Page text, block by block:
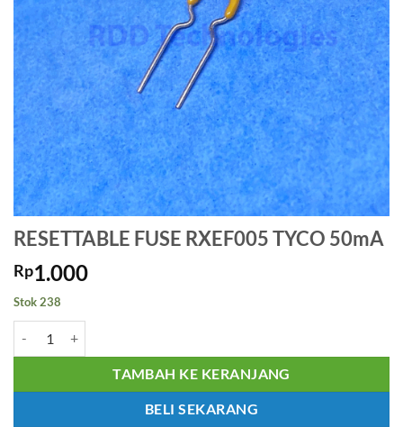
RESETTABLE FUSE RXEF005 TYCO 50mA
Rp1.000
Stok 238
TAMBAH KE KERANJANG
BELI SEKARANG